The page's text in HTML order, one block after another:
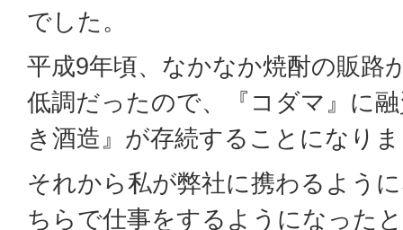
でした。
平成9年頃、なかなか焼酎の販路
低調だったので、『コダマ』に
き酒造』が存続することになり
それから私が弊社に携わるよう
ちらで仕事をするようになった